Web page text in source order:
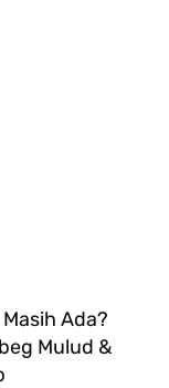
Ada?
Mulud &